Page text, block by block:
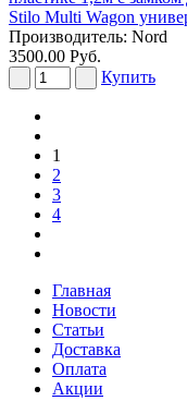
Stilo Multi Wagon
Производитель: Nord
3500.00 Руб.
Купить
1
2
3
4
Главная
Новости
Статьи
Доставка
Оплата
Акции